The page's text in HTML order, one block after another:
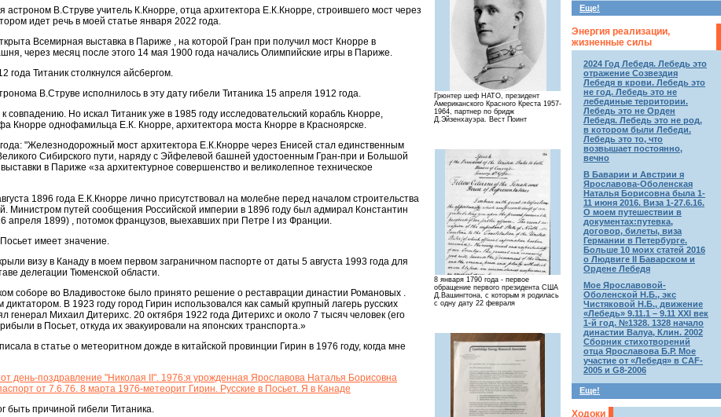
Грюнтер шеф НАТО, президент
Американского Красного Креста 1957-
1964, партнер по бридж
Д.Эйзенхауэра. Вест Поинт
8 января 1790 года - первое
обращение первого президента США
Д.Вашингтона, c которым я родилась
с одну дату 22 февраля
астроном В.Струве учитель К.Кнорре, отца архитектора Е.К.Кнорре, строившего мост через
идет речь в моей статье января 2022 года.
Всемирная выставка в Париже , на которой Гран при получил мост Кнорре в
через месяц после этого 14 мая 1900 года начались Олимпийские игры в Париже.
года Титаник столкнулся айсбергом.
В.Струве исполнилось в эту дату гибели Титаника 15 апреля 1912 года.
совпадению. Но искал Титаник уже в 1985 году исследовательский корабль Кнорре,
Кнорре однофамильца Е.К. Кнорре, архитектора моста Кнорре в Красноярске.
"Железнодорожный мост архитектора Е.К.Кнорре через Енисей стал единственным
Сибирского пути, наряду с Эйфелевой башней удостоенным Гран-при и Большой
в Париже «за архитектурное совершенство и великолепное техническое
1896 года Е.К.Кнорре лично присутствовал на молебне перед началом строительства
Министром путей сообщения Российской империи в 1896 году был адмирал Константин
апреля 1899) , потомок французов, выехавших при Петре I из Франции.
имеет значение.
визу в Канаду в моем первом заграничном паспорте от даты 5 августа 1993 года для
делегации Тюменской области.
соборе во Владивостоке было принято решение о реставрации династии Романовых .
В 1923 году город Гирин использовался как самый крупный лагерь русских
генерал Михаил Дитерихс. 20 октября 1922 года Дитерихс и около 7 тысяч человек (его
в Посьет, откуда их эвакуировали на японских транспорта.»
в статье о метеоритном дожде в китайской провинции Гирин в 1976 году, когда мне
день-поздравление "Николая II". 1976:я урожденная Ярославова Наталья Борисовна
от 7.6.76. 8 марта 1976-метеорит Гирин. Русские в Посьет. Я в Канаде
быть причиной гибели Титаника.
Еще!
Энергия реализации,
жизненные силы
2024 Год Лебедя. Лебедь это
отражение Созвездия
Лебедя в крови. Лебедь это
не год. Лебедь это не
лебединые территории.
Лебедь это не Орден
Лебедя. Лебедь это не род,
в котором были Лебеди.
Лебедь это то, что
возвышает постоянно,
вечно
В Баварии и Австрии я
Ярославова-Оболенская
Наталья Борисовна была 1-
11 июня 2016. Виза 1-27.6.16.
О моем путешествии в
документах:путевка,
договор, билеты, виза
Германии в Петербурге.
Больше 10 моих статей 2016
о Людвиге II Баварском и
Ордене Лебедя
Мое Ярославовой-
Оболенской Н.Б., экс
Чистяковой Н.Б., движение
«Лебедь» 9.11.1 – 9.11 XXI век
1-й год. №1328. 1328 начало
династии Валуа, Клин. 2002
Сборник стихотворений
отца Ярославова Б.Р. Мое
участие от «Лебедя» в CAF-
2005 и G8-2006
Еще!
Ходоки